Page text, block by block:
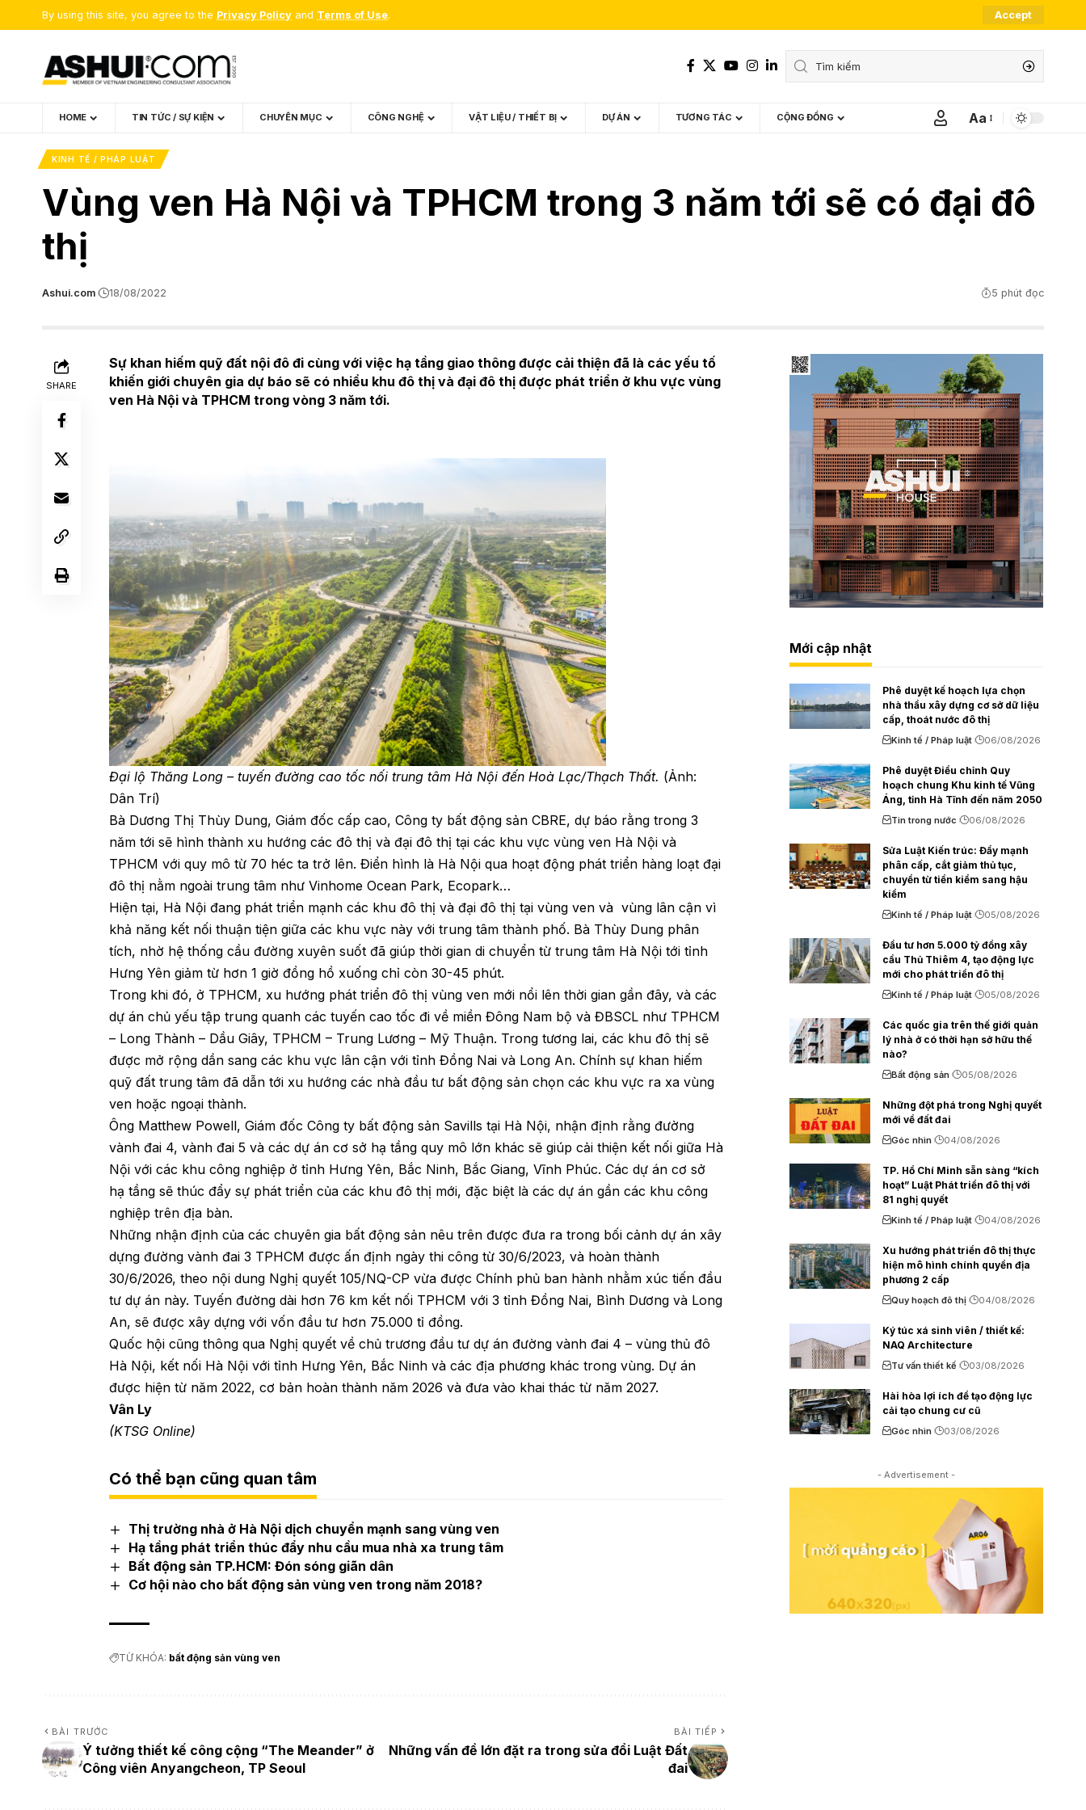
By using this site, you agree to the Privacy Policy and Terms of Use. Accept
HOME TIN TỨC / SỰ KIỆN CHUYÊN MỤC CÔNG NGHỆ VẬT LIỆU / THIẾT BỊ DỰ ÁN TƯƠNG TÁC CỘNG ĐỒNG
Font
Aa
KINH TẾ / PHÁP LUẬT
Vùng ven Hà Nội và TPHCM trong 3 năm tới sẽ có đại đô
thị
Ashui.com 18/08/2022 5 phút đọc
SHARE
Sự khan hiếm quỹ đất nội đô đi cùng với việc hạ tầng giao thông được cải thiện đã là các yếu tố
khiến giới chuyên gia dự báo sẽ có nhiều khu đô thị và đại đô thị được phát triển ở khu vực vùng
ven Hà Nội và TPHCM trong vòng 3 năm tới.
Đại lộ Thăng Long – tuyến đường cao tốc nối trung tâm Hà Nội đến Hoà Lạc/Thạch Thất. (Ảnh:
Dân Trí)
Bà Dương Thị Thùy Dung, Giám đốc cấp cao, Công ty bất động sản CBRE, dự báo rằng trong 3
năm tới sẽ hình thành xu hướng các đô thị và đại đô thị tại các khu vực vùng ven Hà Nội và
TPHCM với quy mô từ 70 héc ta trở lên. Điển hình là Hà Nội qua hoạt động phát triển hàng loạt đại
đô thị nằm ngoài trung tâm như Vinhome Ocean Park, Ecopark…
Hiện tại, Hà Nội đang phát triển mạnh các khu đô thị và đại đô thị tại vùng ven và vùng lân cận vì
khả năng kết nối thuận tiện giữa các khu vực này với trung tâm thành phố. Bà Thùy Dung phân
tích, nhờ hệ thống cầu đường xuyên suốt đã giúp thời gian di chuyển từ trung tâm Hà Nội tới tỉnh
Hưng Yên giảm từ hơn 1 giờ đồng hồ xuống chỉ còn 30-45 phút.
Trong khi đó, ở TPHCM, xu hướng phát triển đô thị vùng ven mới nổi lên thời gian gần đây, và các
dự án chủ yếu tập trung quanh các tuyến cao tốc đi về miền Đông Nam bộ và ĐBSCL như TPHCM
– Long Thành – Dầu Giây, TPHCM – Trung Lương – Mỹ Thuận. Trong tương lai, các khu đô thị sẽ
được mở rộng dần sang các khu vực lân cận với tỉnh Đồng Nai và Long An. Chính sự khan hiếm
quỹ đất trung tâm đã dẫn tới xu hướng các nhà đầu tư bất động sản chọn các khu vực ra xa vùng
ven hoặc ngoại thành.
Ông Matthew Powell, Giám đốc Công ty bất động sản Savills tại Hà Nội, nhận định rằng đường
vành đai 4, vành đai 5 và các dự án cơ sở hạ tầng quy mô lớn khác sẽ giúp cải thiện kết nối giữa Hà
Nội với các khu công nghiệp ở tỉnh Hưng Yên, Bắc Ninh, Bắc Giang, Vĩnh Phúc. Các dự án cơ sở
hạ tầng sẽ thúc đẩy sự phát triển của các khu đô thị mới, đặc biệt là các dự án gần các khu công
nghiệp trên địa bàn.
Những nhận định của các chuyên gia bất động sản nêu trên được đưa ra trong bối cảnh dự án xây
dựng đường vành đai 3 TPHCM được ấn định ngày thi công từ 30/6/2023, và hoàn thành
30/6/2026, theo nội dung Nghị quyết 105/NQ-CP vừa được Chính phủ ban hành nhằm xúc tiến đầu
tư dự án này. Tuyến đường dài hơn 76 km kết nối TPHCM với 3 tỉnh Đồng Nai, Bình Dương và Long
An, sẽ được xây dựng với vốn đầu tư hơn 75.000 tỉ đồng.
Quốc hội cũng thông qua Nghị quyết về chủ trương đầu tư dự án đường vành đai 4 – vùng thủ đô
Hà Nội, kết nối Hà Nội với tỉnh Hưng Yên, Bắc Ninh và các địa phương khác trong vùng. Dự án
được hiện từ năm 2022, cơ bản hoàn thành năm 2026 và đưa vào khai thác từ năm 2027.
Vân Ly
(KTSG Online)
Có thể bạn cũng quan tâm
Thị trường nhà ở Hà Nội dịch chuyển mạnh sang vùng ven
Hạ tầng phát triển thúc đẩy nhu cầu mua nhà xa trung tâm
Bất động sản TP.HCM: Đón sóng giãn dân
Cơ hội nào cho bất động sản vùng ven trong năm 2018?
TỪ KHÓA: bất động sản vùng ven
BÀI TRƯỚC
Ý tưởng thiết kế công cộng “The Meander” ở
Công viên Anyangcheon, TP Seoul
BÀI TIẾP
Những vấn đề lớn đặt ra trong sửa đổi Luật Đất
đai
Mới cập nhật
Phê duyệt kế hoạch lựa chọn
nhà thầu xây dựng cơ sở dữ liệu
cấp, thoát nước đô thị
Kinh tế / Pháp luật 06/08/2026
Phê duyệt Điều chỉnh Quy
hoạch chung Khu kinh tế Vũng
Áng, tỉnh Hà Tĩnh đến năm 2050
Tin trong nước 06/08/2026
Sửa Luật Kiến trúc: Đẩy mạnh
phân cấp, cắt giảm thủ tục,
chuyển từ tiền kiểm sang hậu
kiểm
Kinh tế / Pháp luật 05/08/2026
Đầu tư hơn 5.000 tỷ đồng xây
cầu Thủ Thiêm 4, tạo động lực
mới cho phát triển đô thị
Kinh tế / Pháp luật 05/08/2026
Các quốc gia trên thế giới quản
lý nhà ở có thời hạn sở hữu thế
nào?
Bất động sản 05/08/2026
Những đột phá trong Nghị quyết
mới về đất đai
Góc nhìn 04/08/2026
TP. Hồ Chí Minh sẵn sàng “kích
hoạt” Luật Phát triển đô thị với
81 nghị quyết
Kinh tế / Pháp luật 04/08/2026
Xu hướng phát triển đô thị thực
hiện mô hình chính quyền địa
phương 2 cấp
Quy hoạch đô thị 04/08/2026
Ký túc xá sinh viên / thiết kế:
NAQ Architecture
Tư vấn thiết kế 03/08/2026
Hài hòa lợi ích để tạo động lực
cải tạo chung cư cũ
Góc nhìn 03/08/2026
- Advertisement -